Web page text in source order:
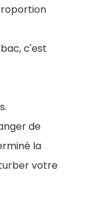
c'est
de
la
votre